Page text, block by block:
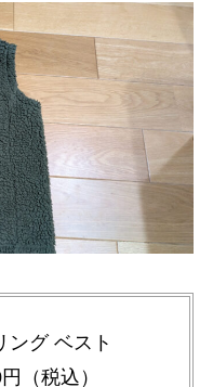
ング ベスト
（税込）